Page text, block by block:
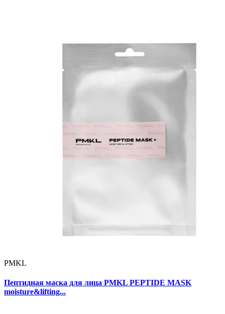
PMKL
Пептидная маска для лица PMKL PEPTIDE MASK
moisture&lifting...